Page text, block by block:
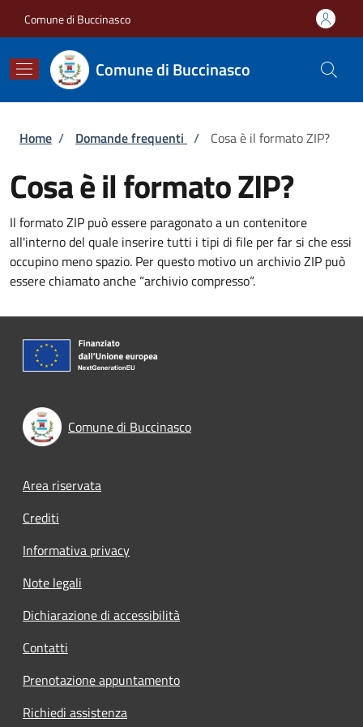
Comune di Buccinasco
Comune di Buccinasco
Briciole di pane
Home / Domande frequenti / Cosa è il formato ZIP?
Cosa è il formato ZIP?
Il formato ZIP può essere paragonato a un contenitore
all'interno del quale inserire tutti i tipi di file per far si che essi
occupino meno spazio. Per questo motivo un archivio ZIP può
essere chiamato anche “archivio compresso“.
Comune di Buccinasco
Footer menu
Area riservata
Crediti
Informativa privacy
Note legali
Dichiarazione di accessibilità
Contatti
Prenotazione appuntamento
Richiedi assistenza